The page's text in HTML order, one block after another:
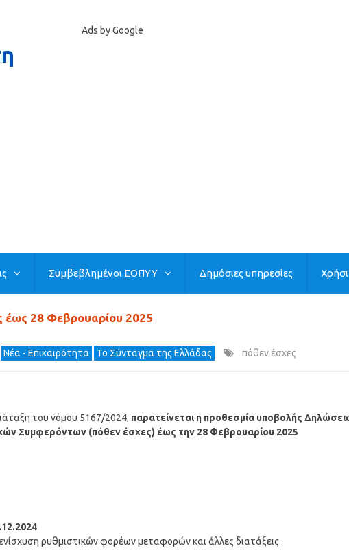
Ads by Google
Συμβεβλημένοι ΕΟΠΥΥ Δημόσιες υπηρεσίες
28 Φεβρουαρίου 2025
Νέα - Επικαιρότητα Το Σύνταγμα της Ελλάδας πόθεν έσχες
του νόμου 5167/2024, παρατείνεται η προθεσμία υποβολής
Συμφερόντων (πόθεν έσχες) έως την 28 Φεβρουαρίου 2025
ρυθμιστικών φορέων μεταφορών και άλλες διατάξεις